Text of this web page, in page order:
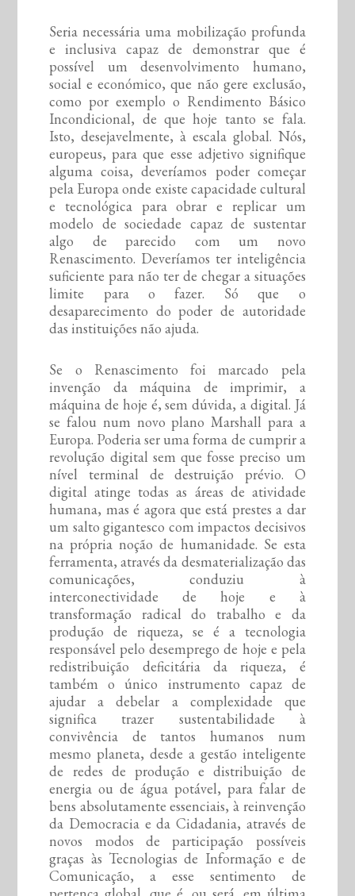
Seria necessária uma mobilização profunda
e inclusiva capaz de demonstrar que é
possível um desenvolvimento humano,
social e económico, que não gere exclusão,
como por exemplo o Rendimento Básico
Incondicional, de que hoje tanto se fala.
Isto, desejavelmente, à escala global. Nós,
europeus, para que esse adjetivo signifique
alguma coisa, deveríamos poder começar
pela Europa onde existe capacidade cultural
e tecnológica para obrar e replicar um
modelo de sociedade capaz de sustentar
algo de parecido com um novo
Renascimento. Deveríamos ter inteligência
suficiente para não ter de chegar a situações
limite para o fazer. Só que o
desaparecimento do poder de autoridade
das instituições não ajuda.
Se o Renascimento foi marcado pela
invenção da máquina de imprimir, a
máquina de hoje é, sem dúvida, a digital. Já
se falou num novo plano Marshall para a
Europa. Poderia ser uma forma de cumprir a
revolução digital sem que fosse preciso um
nível terminal de destruição prévio. O
digital atinge todas as áreas de atividade
humana, mas é agora que está prestes a dar
um salto gigantesco com impactos decisivos
na própria noção de humanidade. Se esta
ferramenta, através da desmaterialização das
comunicações, conduziu à
interconectividade de hoje e à
transformação radical do trabalho e da
produção de riqueza, se é a tecnologia
responsável pelo desemprego de hoje e pela
redistribuição deficitária da riqueza, é
também o único instrumento capaz de
ajudar a debelar a complexidade que
significa trazer sustentabilidade à
convivência de tantos humanos num
mesmo planeta, desde a gestão inteligente
de redes de produção e distribuição de
energia ou de água potável, para falar de
bens absolutamente essenciais, à reinvenção
da Democracia e da Cidadania, através de
novos modos de participação possíveis
graças às Tecnologias de Informação e de
Comunicação, a esse sentimento de